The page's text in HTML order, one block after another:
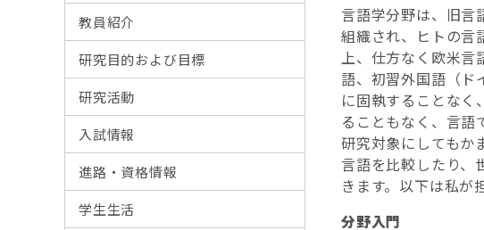
言語学分野は、旧言
組織され、ヒトの言
上、仕方なく欧米
語、初習外国語（ド
に固執することなく
ることもなく、言語
研究対象にしてもか
言語を比較したり、
きます。以下は私が
分野入門
教員紹介
研究目的および目標
研究活動
入試情報
進路・資格情報
学生生活